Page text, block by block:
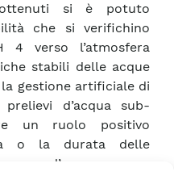
si è potuto
che si verifichino
4 verso l’atmosfera
stabili delle acque
gestione artificiale di
d’acqua sub-
un ruolo positivo
o la durata delle
d’acqua.